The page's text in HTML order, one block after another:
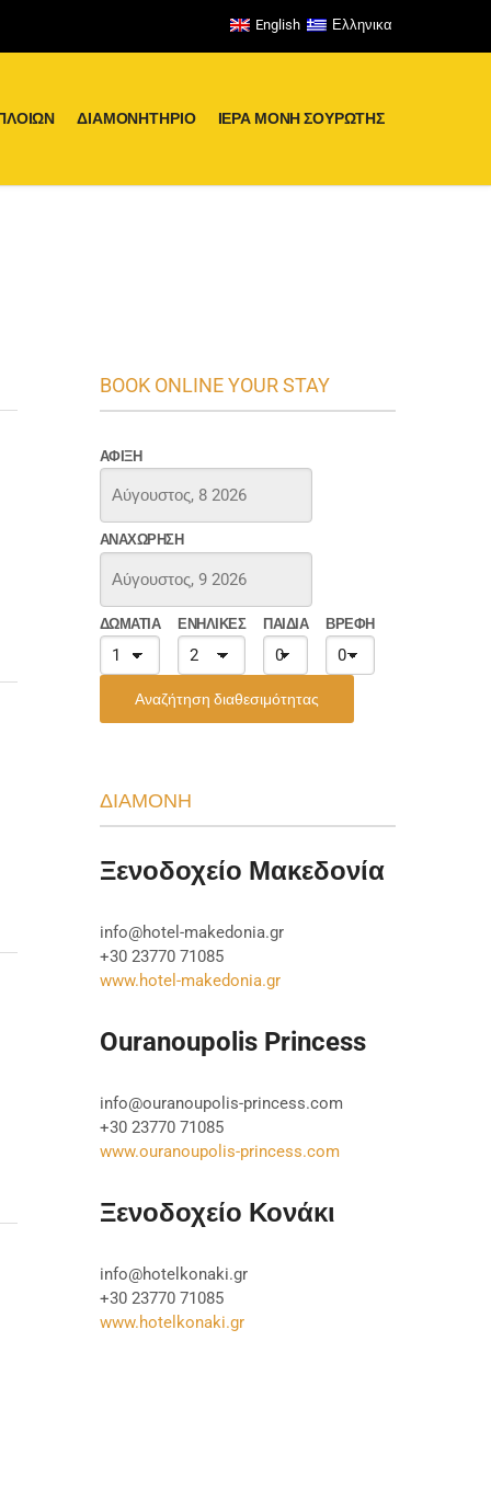
English Ελληνικα
ΔΙΑΜΟΝΗΤΉΡΙΟ ΙΕΡΑ ΜΟΝΗ ΣΟΥΡΩΤΗΣ
BOOK ONLINE YOUR STAY
ΆΦΙΞΗ
ΑΝΑΧΏΡΗΣΗ
ΔΩΜΆΤΙΑ ΕΝΉΛΙΚΕΣ ΠΑΙΔΙΆ ΒΡΈΦΗ
Αναζήτηση διαθεσιμότητας
ΔΙΑΜΟΝΗ
Ξενοδοχείο Μακεδονία
info@hotel-makedonia.gr
+30 23770 71085
www.hotel-makedonia.gr
Ouranoupolis Princess
info@ouranoupolis-princess.com
+30 23770 71085
www.ouranoupolis-princess.com
Ξενοδοχείο Κονάκι
info@hotelkonaki.gr
+30 23770 71085
www.hotelkonaki.gr